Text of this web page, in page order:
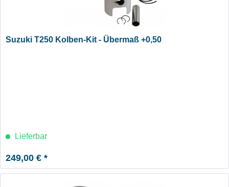
Suzuki T250 Kolben-Kit - Übermaß +0,50
Lieferbar
249,00 € *